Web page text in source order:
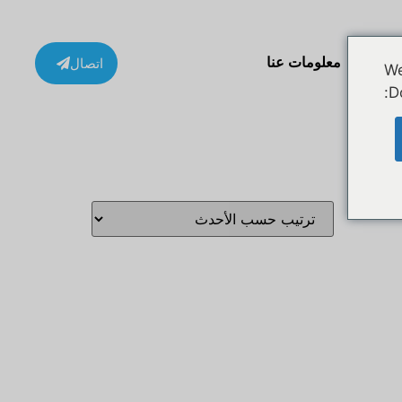
معلومات عنا اتصال